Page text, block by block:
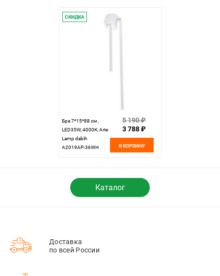
СКИДКА
Бра 7*15*88 см ,
LED35W, 4000К, Arte
Lamp dabih
A2019AP-36WH
5 190 ₽
3 788 ₽
В КОРЗИНУ
Каталог
Доставка
по всей России